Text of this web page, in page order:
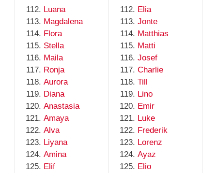
Luana
Magdalena
Flora
Stella
Maila
Ronja
Aurora
Diana
Anastasia
Amaya
Alva
Liyana
Amina
Elif
Elia
Jonte
Matthias
Matti
Josef
Charlie
Till
Lino
Emir
Luke
Frederik
Lorenz
Ayaz
Elio